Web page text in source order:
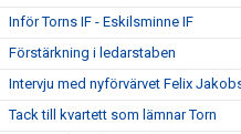
Inför Torns IF - Eskilsminne IF
Förstärkning i ledarstaben
Intervju med nyförvärvet Felix
Tack till kvartett som lämnar Torn